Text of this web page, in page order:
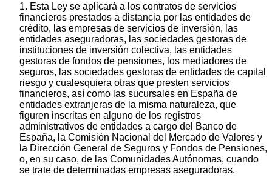
1. Esta Ley se aplicará a los contratos de servicios
financieros prestados a distancia por las entidades de
crédito, las empresas de servicios de inversión, las
entidades aseguradoras, las sociedades gestoras de
instituciones de inversión colectiva, las entidades
gestoras de fondos de pensiones, los mediadores de
seguros, las sociedades gestoras de entidades de capital
riesgo y cualesquiera otras que presten servicios
financieros, así como las sucursales en España de
entidades extranjeras de la misma naturaleza, que
figuren inscritas en alguno de los registros
administrativos de entidades a cargo del Banco de
España, la Comisión Nacional del Mercado de Valores y
la Dirección General de Seguros y Fondos de Pensiones,
o, en su caso, de las Comunidades Autónomas, cuando
se trate de determinadas empresas aseguradoras.